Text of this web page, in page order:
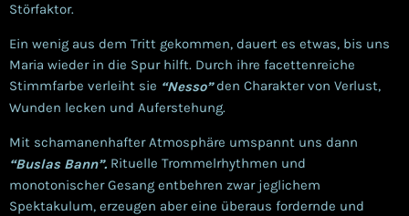
Störfaktor.
Ein wenig aus dem Tritt gekommen, dauert es etwas, bis uns
Maria wieder in die Spur hilft. Durch ihre facettenreiche
Stimmfarbe verleiht sie “Nesso”den Charakter von Verlust,
Wunden lecken und Auferstehung.
Mit schamanenhafter Atmosphäre umspannt uns dann
“Buslas Bann”. Rituelle Trommelrhythmen und
monotonischer Gesang entbehren zwar jeglichem
Spektakulum, erzeugen aber eine überaus fordernde und